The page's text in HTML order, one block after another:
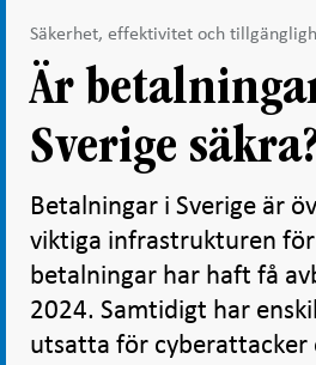
Säkerhet, effektivitet och
Är
Sverige
Betalningar i Sverige är
viktiga infrastrukturen
betalningar har haft få
2024. Samtidigt har
utsatta för cyberattacker